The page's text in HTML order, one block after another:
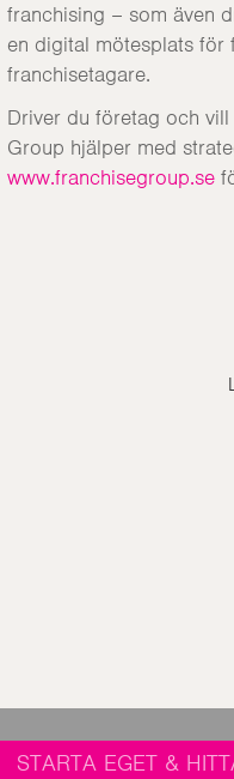
franchising – som även
en digital mötesplats för
franchisetagare.
Driver du företag och
Group hjälper med
www.franchisegroup.se
STARTA EGET &